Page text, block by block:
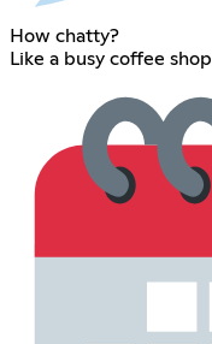
How chatty?
Like a busy coffee shop